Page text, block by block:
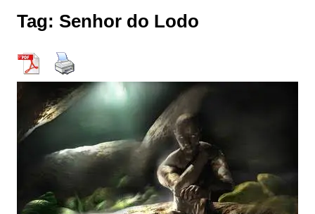
Tag: Senhor do Lodo